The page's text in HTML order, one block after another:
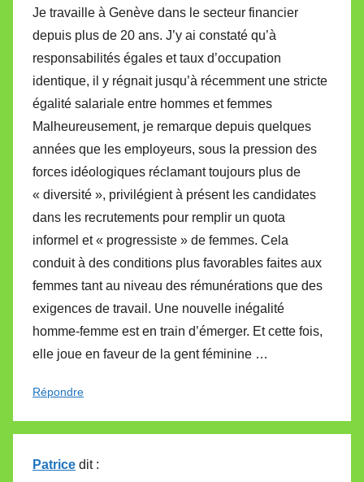
Je travaille à Genève dans le secteur financier
depuis plus de 20 ans. J’y ai constaté qu’à
responsabilités égales et taux d’occupation
identique, il y régnait jusqu’à récemment une stricte
égalité salariale entre hommes et femmes
Malheureusement, je remarque depuis quelques
années que les employeurs, sous la pression des
forces idéologiques réclamant toujours plus de
« diversité », privilégient à présent les candidates
dans les recrutements pour remplir un quota
informel et « progressiste » de femmes. Cela
conduit à des conditions plus favorables faites aux
femmes tant au niveau des rémunérations que des
exigences de travail. Une nouvelle inégalité
homme-femme est en train d’émerger. Et cette fois,
elle joue en faveur de la gent féminine …
Répondre
Patrice dit :